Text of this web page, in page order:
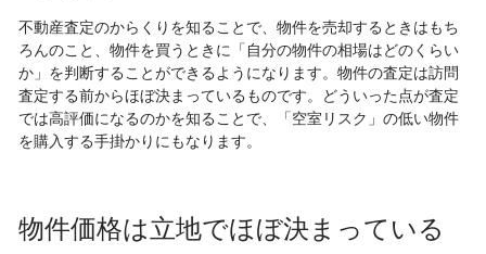
不動産査定のからくりを知ることで、物件を売却するときはもち
ろんのこと、物件を買うときに「自分の物件の相場はどのくらい
か」を判断することができるようになります。物件の査定は訪問
査定する前からほぼ決まっているものです。どういった点が査定
では高評価になるのかを知ることで、「空室リスク」の低い物件
を購入する手掛かりにもなります。
物件価格は立地でほぼ決まっている